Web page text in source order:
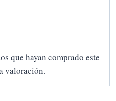
que hayan comprado este
valoración.